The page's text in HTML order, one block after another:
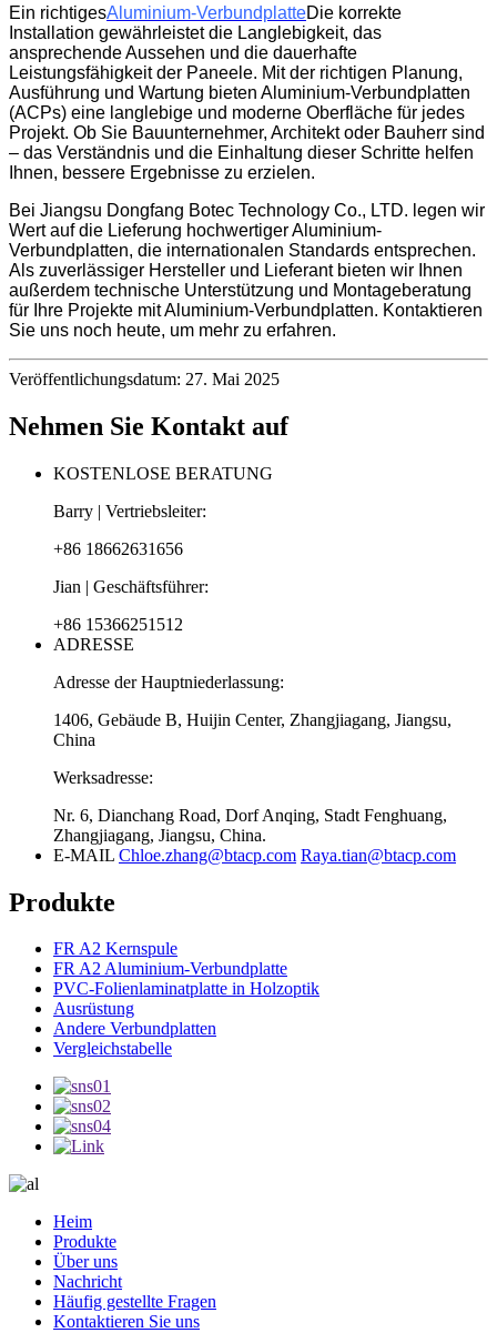
Ein richtigesAluminium-VerbundplatteDie korrekte
Installation gewährleistet die Langlebigkeit, das
ansprechende Aussehen und die dauerhafte
Leistungsfähigkeit der Paneele. Mit der richtigen Planung,
Ausführung und Wartung bieten Aluminium-Verbundplatten
(ACPs) eine langlebige und moderne Oberfläche für jedes
Projekt. Ob Sie Bauunternehmer, Architekt oder Bauherr sind
– das Verständnis und die Einhaltung dieser Schritte helfen
Ihnen, bessere Ergebnisse zu erzielen.
Bei Jiangsu Dongfang Botec Technology Co., LTD. legen wir
Wert auf die Lieferung hochwertiger Aluminium-
Verbundplatten, die internationalen Standards entsprechen.
Als zuverlässiger Hersteller und Lieferant bieten wir Ihnen
außerdem technische Unterstützung und Montageberatung
für Ihre Projekte mit Aluminium-Verbundplatten. Kontaktieren
Sie uns noch heute, um mehr zu erfahren.
Veröffentlichungsdatum: 27. Mai 2025
Nehmen Sie Kontakt auf
KOSTENLOSE BERATUNG
Barry | Vertriebsleiter:
+86 18662631656
Jian | Geschäftsführer:
+86 15366251512
ADRESSE
Adresse der Hauptniederlassung:
1406, Gebäude B, Huijin Center, Zhangjiagang, Jiangsu,
China
Werksadresse:
Nr. 6, Dianchang Road, Dorf Anqing, Stadt Fenghuang,
Zhangjiagang, Jiangsu, China.
E-MAIL Chloe.zhang@btacp.com Raya.tian@btacp.com
Produkte
FR A2 Kernspule
FR A2 Aluminium-Verbundplatte
PVC-Folienlaminatplatte in Holzoptik
Ausrüstung
Andere Verbundplatten
Vergleichstabelle
Heim
Produkte
Über uns
Nachricht
Häufig gestellte Fragen
Kontaktieren Sie uns